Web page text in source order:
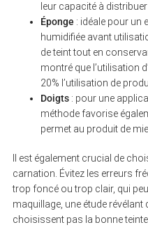
leur capacité à
Éponge : idéale pour un
humidifiée avant
de teint tout en
montré que l’utilisation
20% l’utilisation de
Doigts: pour une
méthode favorise
permet au produit de
Il est également crucial de
carnation. Évitez les erreurs
trop foncé ou trop clair, qui
maquillage, une étude révélant
choisissent pas la bonne teinte.